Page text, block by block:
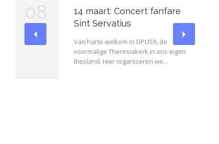
08
03 '26
14 maart: Concert fanfare
Sint Servatius
Van harte welkom in OPUS9, de
voormalige Theresiakerk in ons eigen
Biesland. Hier organiseren we…